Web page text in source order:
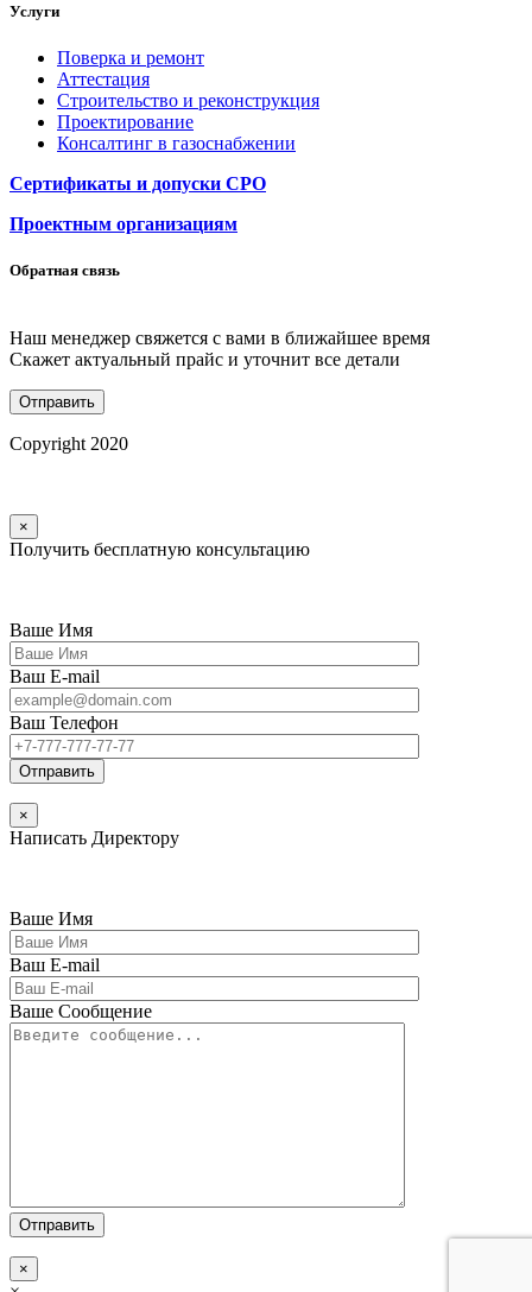
Услуги
Поверка и ремонт
Аттестация
Строительство и реконструкция
Проектирование
Консалтинг в газоснабжении
Сертификаты и допуски СРО
Проектным организациям
Обратная связь
Наш менеджер свяжется с вами в ближайшее время
Скажет актуальный прайс и уточнит все детали
Copyright 2020
×
Получить бесплатную консультацию
Ваше Имя
Ваш E-mail
Ваш Телефон
×
Написать Директору
Ваше Имя
Ваш E-mail
Ваше Сообщение
×